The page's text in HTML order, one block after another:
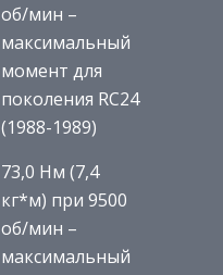
об/мин –
максимальный
момент для
поколения RC24
(1988-1989)
73,0 Нм (7,4
кг*м) при 9500
об/мин –
максимальный